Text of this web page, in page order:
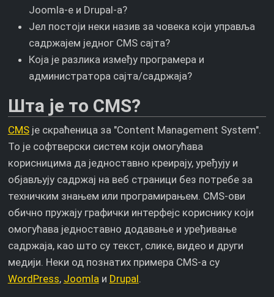
Joomla-е и Drupal-а?
Јел постоји неки назив за човека који управља
садржајем једног CMS сајта?
Која је разлика између програмера и
администратора сајта/садржаја?
Шта је то CMS?
CMSје скраћеница за "Content Management System".
То је софтверски систем који омогућава
корисницима да једноставно креирају, уређују и
објављују садржај на веб страници без потребе за
техничким знањем или програмирањем. CMS-ови
обично пружају графички интерфејс кориснику који
омогућава једноставно додавање и уређивање
садржаја, као што су текст, слике, видео и други
медији. Неки од познатих примера CMS-а су
WordPress, Joomlaи Drupal.